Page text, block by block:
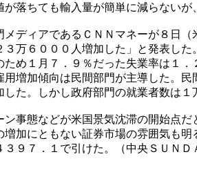
落ちても輸入量が簡単に減らないが
ディアであるＣＮＮマネーが８日
万６０００人増加した」と発表し
め１月７．９％だった失業率は１
増加傾向は民間部門が主導した。
た。しかし政府部門の就業者数は１
事態などが米国景気沈滞の開始点
加にともない証券市場の雰囲気も
９７．１で引けた。（中央ＳＵＮ